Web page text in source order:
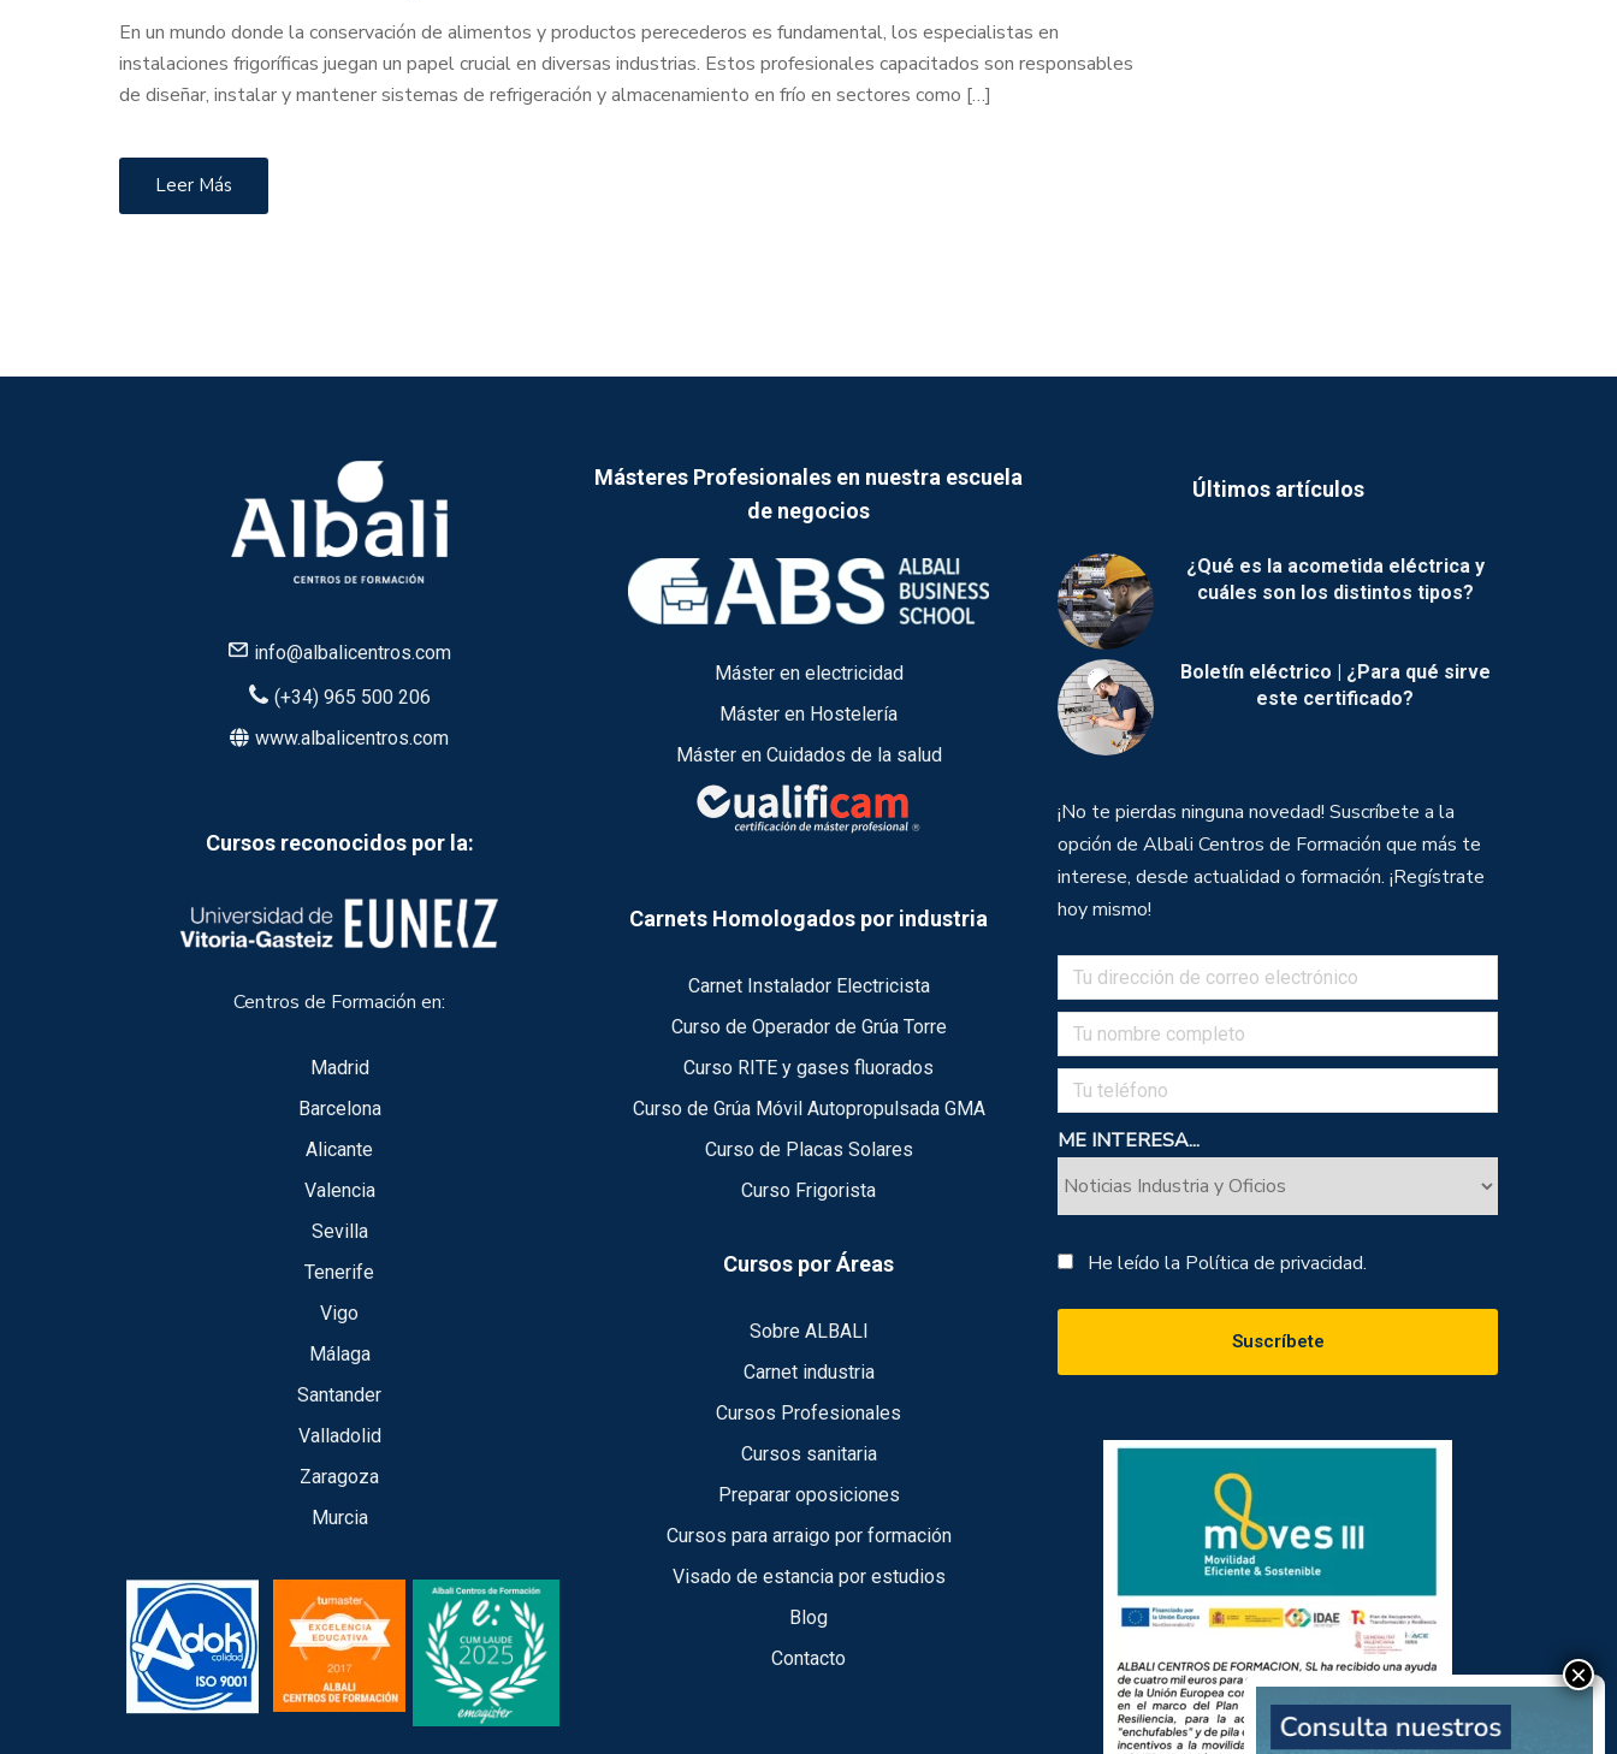
En un mundo donde la conservación de alimentos y productos perecederos es fundamental, los especialistas en
instalaciones frigoríficas juegan un papel crucial en diversas industrias. Estos profesionales capacitados son responsables
de diseñar, instalar y mantener sistemas de refrigeración y almacenamiento en frío en sectores como […]
Leer Más
info@albalicentros.com
(+34) 965 500 206
www.albalicentros.com
Cursos reconocidos por la:
Centros de Formación en:
Madrid
Barcelona
Alicante
Valencia
Sevilla
Tenerife
Vigo
Málaga
Santander
Valladolid
Zaragoza
Murcia
Másteres Profesionales en nuestra escuela
de negocios
Máster en electricidad
Máster en Hostelería
Máster en Cuidados de la salud
Carnets Homologados por industria
Carnet Instalador Electricista
Curso de Operador de Grúa Torre
Curso RITE y gases fluorados
Curso de Grúa Móvil Autopropulsada GMA
Curso de Placas Solares
Curso Frigorista
Cursos por Áreas
Sobre ALBALI
Carnet industria
Cursos Profesionales
Cursos sanitaria
Preparar oposiciones
Cursos para arraigo por formación
Visado de estancia por estudios
Blog
Contacto
Últimos artículos
¿Qué es la acometida eléctrica y
cuáles son los distintos tipos?
Boletín eléctrico | ¿Para qué sirve
este certificado?
¡No te pierdas ninguna novedad! Suscríbete a la
opción de Albali Centros de Formación que más te
interese, desde actualidad o formación. ¡Regístrate
hoy mismo!
ME INTERESA...
He leído la Política de privacidad.